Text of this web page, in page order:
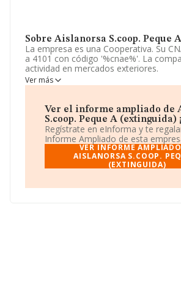
Sobre Aislanorsa S.coop. Peque
La empresa es una Cooperativa. Su
a 4101 con código '%cnae%'. La
actividad en mercados exteriores.
La sociedad españolaAislanorsa
Plano núm. 12 1, (01320), Oyon-oion,
Álava, País Vasco.
Con los datos a disposición de
empresas pertenecientes al sector, a
facturación asciende a 36.783 millones
calcula un promedio de facturación de
información relativa a las compañías,
Ver más
Ver el informe ampliado de
S.coop. Peque A (extinguida)
Regístrate en eInforma y te
Informe Ampliado de esta
VER INFORME
AISLANORSA S.COOP.
(EXTINGUIDA)